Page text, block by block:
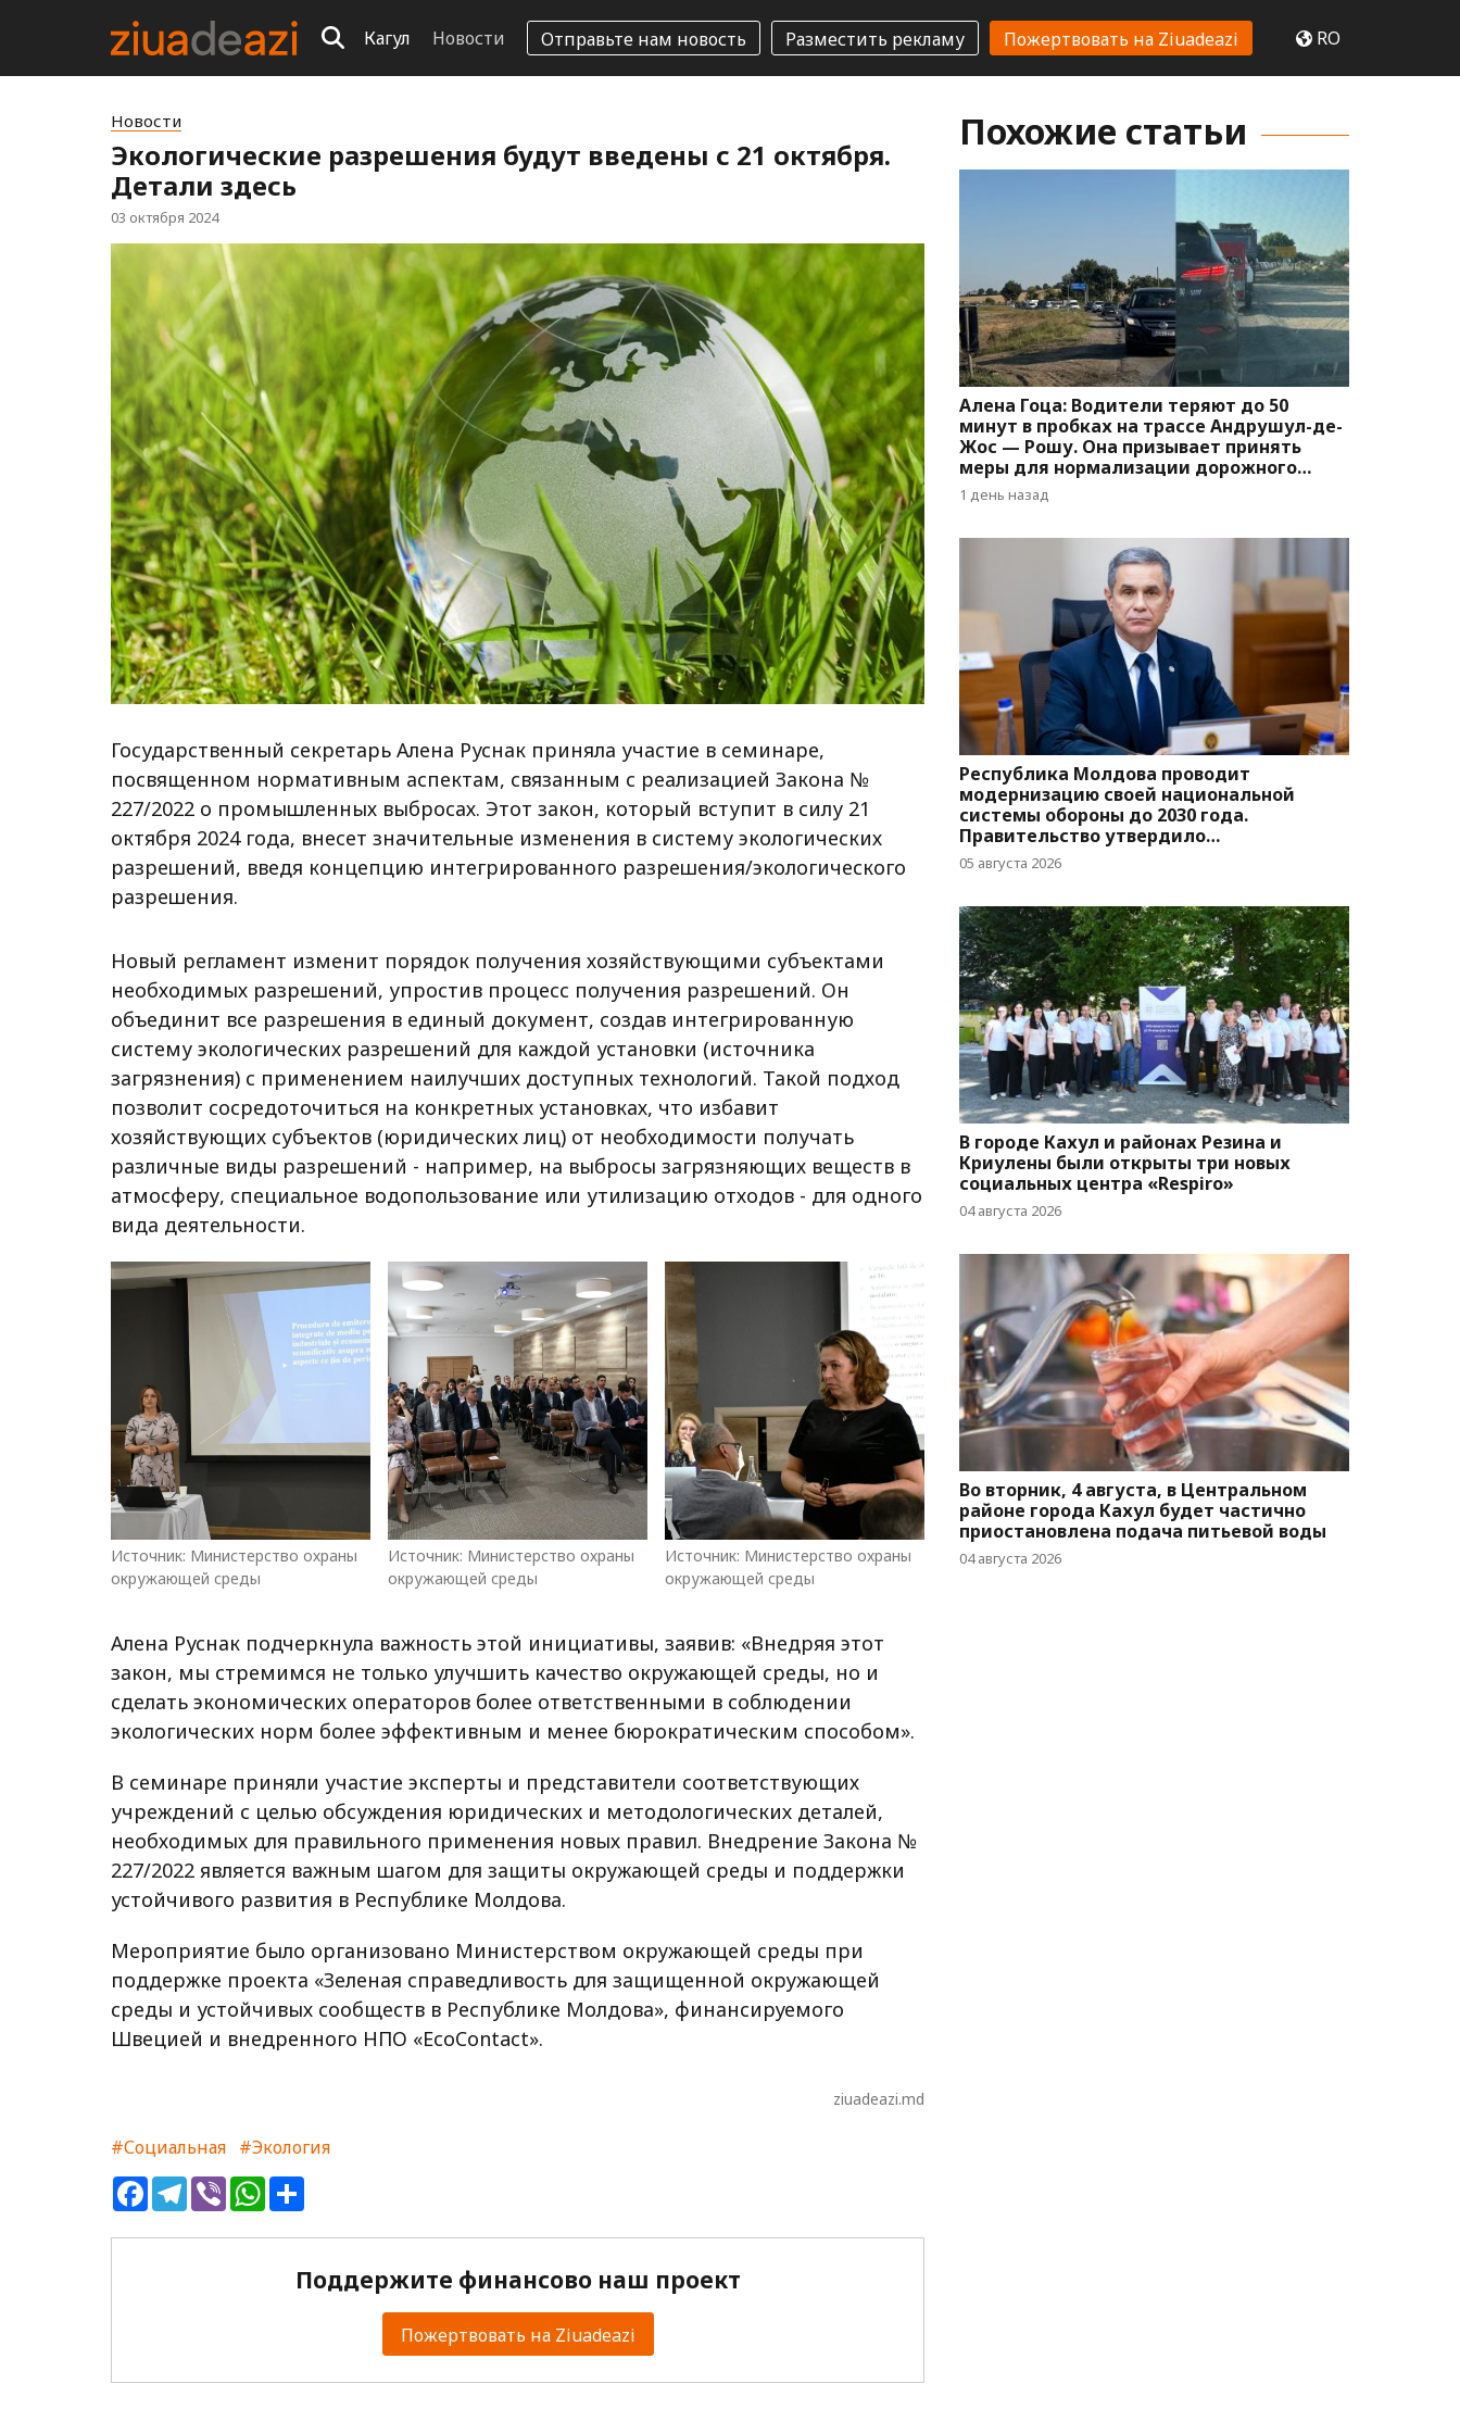
Кагул Новости Отправьте нам новость Разместить рекламу Пожертвовать на Ziuadeazi RO
Новости
Экологические разрешения будут введены с 21 октября.
Детали здесь
03 октября 2024
Государственный секретарь Алена Руснак приняла участие в семинаре,
посвященном нормативным аспектам, связанным с реализацией Закона №
227/2022 о промышленных выбросах. Этот закон, который вступит в силу 21
октября 2024 года, внесет значительные изменения в систему экологических
разрешений, введя концепцию интегрированного разрешения/экологического
разрешения.
Новый регламент изменит порядок получения хозяйствующими субъектами
необходимых разрешений, упростив процесс получения разрешений. Он
объединит все разрешения в единый документ, создав интегрированную
систему экологических разрешений для каждой установки (источника
загрязнения) с применением наилучших доступных технологий. Такой подход
позволит сосредоточиться на конкретных установках, что избавит
хозяйствующих субъектов (юридических лиц) от необходимости получать
различные виды разрешений - например, на выбросы загрязняющих веществ в
атмосферу, специальное водопользование или утилизацию отходов - для одного
вида деятельности.
Источник: Министерство охраны
окружающей среды
Источник: Министерство охраны
окружающей среды
Источник: Министерство охраны
окружающей среды
Алена Руснак подчеркнула важность этой инициативы, заявив: «Внедряя этот
закон, мы стремимся не только улучшить качество окружающей среды, но и
сделать экономических операторов более ответственными в соблюдении
экологических норм более эффективным и менее бюрократическим способом».
В семинаре приняли участие эксперты и представители соответствующих
учреждений с целью обсуждения юридических и методологических деталей,
необходимых для правильного применения новых правил. Внедрение Закона №
227/2022 является важным шагом для защиты окружающей среды и поддержки
устойчивого развития в Республике Молдова.
Мероприятие было организовано Министерством окружающей среды при
поддержке проекта «Зеленая справедливость для защищенной окружающей
среды и устойчивых сообществ в Республике Молдова», финансируемого
Швецией и внедренного НПО «EcoContact».
ziuadeazi.md
#Социальная #Экология
FacebookTelegram
ViberWhatsApp
Поддержите финансово наш проект
Пожертвовать на Ziuadeazi
Похожие статьи
Алена Гоца: Водители теряют до 50
минут в пробках на трассе Андрушул-де-
Жос — Рошу. Она призывает принять
меры для нормализации дорожного
движения
1 день назад
Республика Молдова проводит
модернизацию своей национальной
системы обороны до 2030 года.
Правительство утвердило
соответствующую программу
05 августа 2026
В городе Кахул и районах Резина и
Криулены были открыты три новых
социальных центра «Respiro»
04 августа 2026
Во вторник, 4 августа, в Центральном
районе города Кахул будет частично
приостановлена подача питьевой воды
04 августа 2026